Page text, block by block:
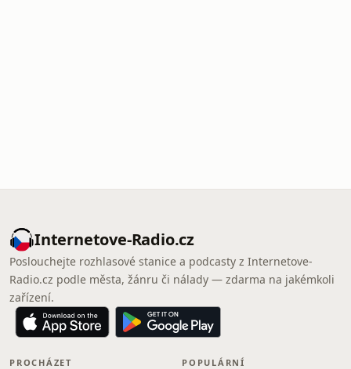
Internetove-Radio.cz
Poslouchejte rozhlasové stanice a podcasty z Internetove-
Radio.cz podle města, žánru či nálady — zdarma na jakémkoli
zařízení.
PROCHÁZET POPULÁRNÍ